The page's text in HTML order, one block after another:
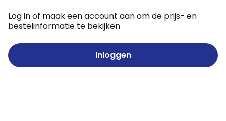
Log in of maak een account aan om de prijs- en
bestelinformatie te bekijken
Inloggen